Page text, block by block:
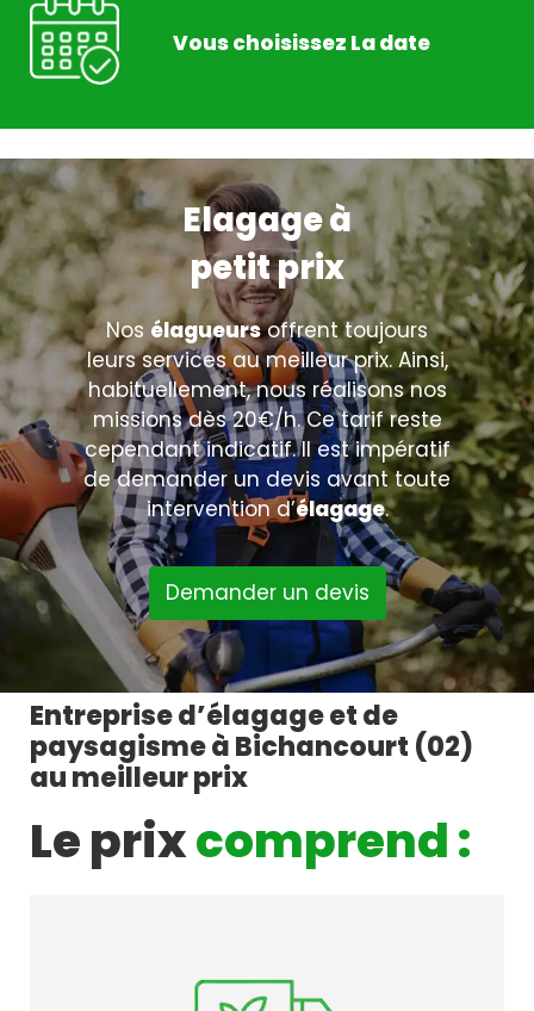
Vous choisissez La date
Elagage à
petit prix
Nos élagueursoffrent toujours
leurs services au meilleur prix. Ainsi,
habituellement, nous réalisons nos
missions dès 20€/h. Ce tarif reste
cependant indicatif. Il est impératif
de demander un devis avant toute
intervention d’élagage.
Demander un devis
Entreprise d’élagage et de
paysagisme à Bichancourt (02)
au meilleur prix
Le prixcomprend :